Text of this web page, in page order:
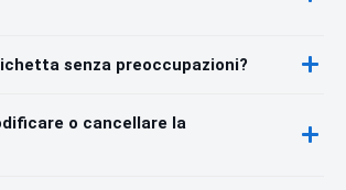
senza preoccupazioni?
o cancellare la